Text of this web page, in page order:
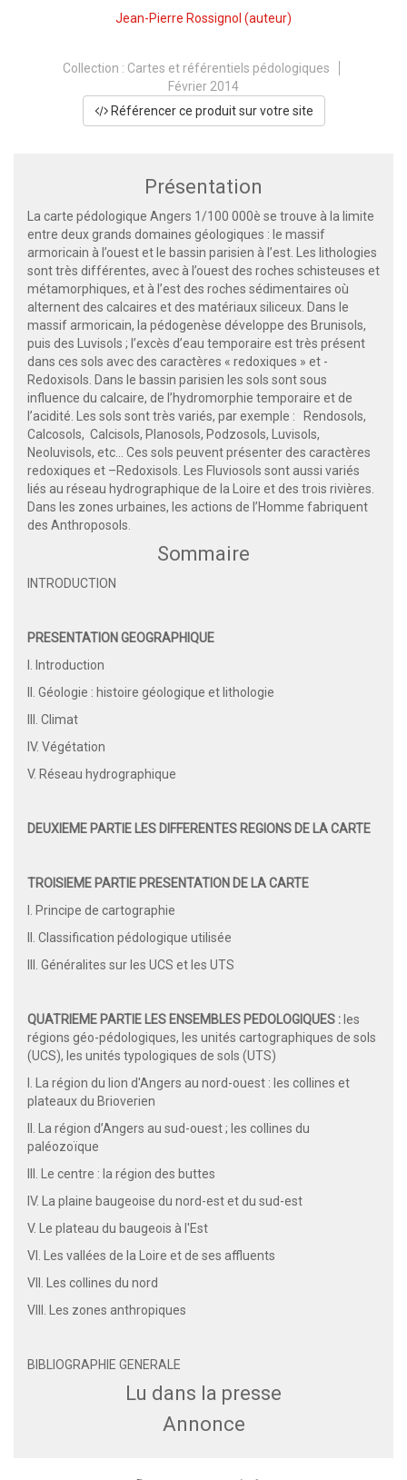
Jean-Pierre Rossignol (auteur)
Collection : Cartes et référentiels pédologiques
Février 2014
Référencer ce produit sur votre site
Présentation
La carte pédologique Angers 1/100 000è se trouve à la limite
entre deux grands domaines géologiques : le massif
armoricain à l’ouest et le bassin parisien à l’est. Les lithologies
sont très différentes, avec à l’ouest des roches schisteuses et
métamorphiques, et à l’est des roches sédimentaires où
alternent des calcaires et des matériaux siliceux. Dans le
massif armoricain, la pédogenèse développe des Brunisols,
puis des Luvisols ; l’excès d’eau temporaire est très présent
dans ces sols avec des caractères « redoxiques » et -
Redoxisols. Dans le bassin parisien les sols sont sous
influence du calcaire, de l’hydromorphie temporaire et de
l’acidité. Les sols sont très variés, par exemple : Rendosols,
Calcosols, Calcisols, Planosols, Podzosols, Luvisols,
Neoluvisols, etc... Ces sols peuvent présenter des caractères
redoxiques et –Redoxisols. Les Fluviosols sont aussi variés
liés au réseau hydrographique de la Loire et des trois rivières.
Dans les zones urbaines, les actions de l’Homme fabriquent
des Anthroposols.
Sommaire
INTRODUCTION
PRESENTATION GEOGRAPHIQUE
I. Introduction
II. Géologie : histoire géologique et lithologie
III. Climat
IV. Végétation
V. Réseau hydrographique
DEUXIEME PARTIE LES DIFFERENTES REGIONS DE LA CARTE
TROISIEME PARTIE PRESENTATION DE LA CARTE
I. Principe de cartographie
II. Classification pédologique utilisée
III. Généralites sur les UCS et les UTS
QUATRIEME PARTIE LES ENSEMBLES PEDOLOGIQUES : les
régions géo-pédologiques, les unités cartographiques de sols
(UCS), les unités typologiques de sols (UTS)
I. La région du lion d'Angers au nord-ouest : les collines et
plateaux du Brioverien
II. La région d’Angers au sud-ouest ; les collines du
paléozoïque
III. Le centre : la région des buttes
IV. La plaine baugeoise du nord-est et du sud-est
V. Le plateau du baugeois à l'Est
VI. Les vallées de la Loire et de ses affluents
VII. Les collines du nord
VIII. Les zones anthropiques
BIBLIOGRAPHIE GENERALE
Lu dans la presse
Annonce